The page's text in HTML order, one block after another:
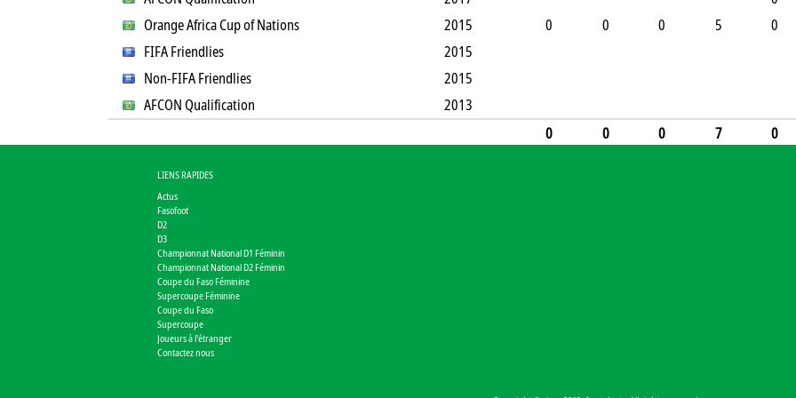
Orange Africa Cup of Nations
2015 0 0 0 5 0
FIFA Friendlies
2015
Non-FIFA Friendlies
2015
AFCON Qualification
2013
0
0 0 7 0
LIENS RAPIDES
Actus
Fasofoot
D2
D3
Championnat National D1 Féminin
Championnat National D2 Féminin
Coupe du Faso Féminine
Supercoupe Féminine
Coupe du Faso
Supercoupe
Joueurs à l'étranger
Contactez nous